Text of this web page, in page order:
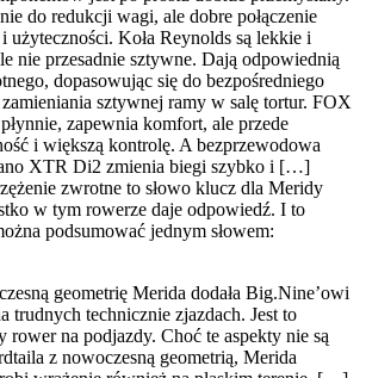
do redukcji wagi, ale dobre połączenie
użyteczności. Koła Reynolds są lekkie i
nie przesadnie sztywne. Dają odpowiednią
dopasowując się do bezpośredniego
sztywnej ramy w salę tortur. FOX
zapewnia komfort, ale przede
i większą kontrolę. A bezprzewodowa
XTR Di2 zmienia biegi szybko i […]
zwrotne to słowo klucz dla Meridy
w tym rowerze daje odpowiedź. I to
podsumować jednym słowem:
geometrię Merida dodała Big.Nine’owi
trudnych technicznie zjazdach. Jest to
rower na podjazdy. Choć te aspekty nie są
z nowoczesną geometrią, Merida